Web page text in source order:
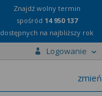
Znajdź wolny termin
spośród 14 950 137
dostępnych na najbliższy rok
Logowanie
zmień